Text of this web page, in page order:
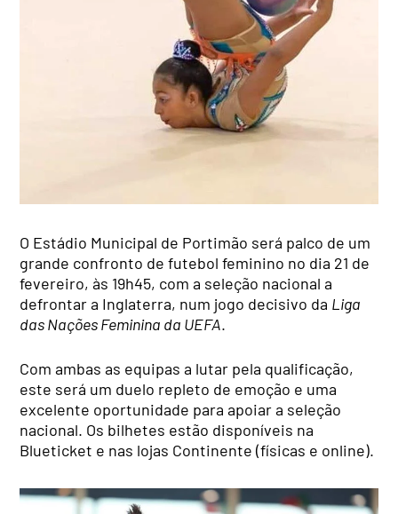
O Estádio Municipal de Portimão será palco de um
grande confronto de futebol feminino no dia 21 de
fevereiro, às 19h45, com a seleção nacional a
defrontar a Inglaterra, num jogo decisivo da Liga
das Nações Feminina da UEFA.
Com ambas as equipas a lutar pela qualificação,
este será um duelo repleto de emoção e uma
excelente oportunidade para apoiar a seleção
nacional. Os bilhetes estão disponíveis na
Blueticket e nas lojas Continente (físicas e online).